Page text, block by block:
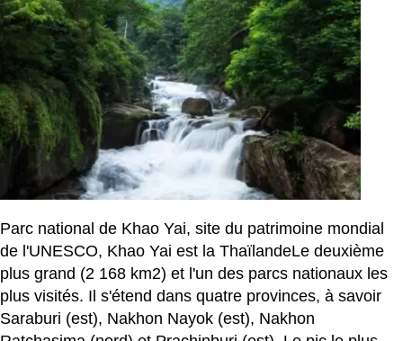
Parc national de Khao Yai, site du patrimoine mondial
de l'UNESCO, Khao Yai est la ThaïlandeLe deuxième
plus grand (2 168 km2) et l'un des parcs nationaux les
plus visités. Il s'étend dans quatre provinces, à savoir
Saraburi (est), Nakhon Nayok (est), Nakhon